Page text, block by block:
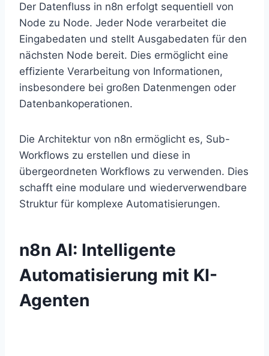
Der Datenfluss in n8n erfolgt sequentiell von
Node zu Node. Jeder Node verarbeitet die
Eingabedaten und stellt Ausgabedaten für den
nächsten Node bereit. Dies ermöglicht eine
effiziente Verarbeitung von Informationen,
insbesondere bei großen Datenmengen oder
Datenbankoperationen.
Die Architektur von n8n ermöglicht es, Sub-
Workflows zu erstellen und diese in
übergeordneten Workflows zu verwenden. Dies
schafft eine modulare und wiederverwendbare
Struktur für komplexe Automatisierungen.
n8n AI: Intelligente
Automatisierung mit KI-
Agenten